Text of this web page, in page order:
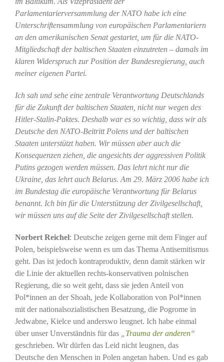
Parlamentarierversammlung der NATO habe ich eine
Unterschriftensammlung von europäischen Parlamentariern
an den amerikanischen Senat gestartet, um für die NATO-
Mitgliedschaft der baltischen Staaten einzutreten – damals im
klaren Widerspruch zur Position der Bundesregierung, auch
meiner eigenen Partei.
Ich sah und sehe eine zentrale Verantwortung Deutschlands
für die Zukunft der baltischen Staaten, nicht nur wegen des
Hitler-Stalin-Paktes. Deshalb war es so wichtig, dass wir als
Deutsche den NATO-Beitritt Polens und der baltischen
Staaten unterstützt haben. Wir müssen aber auch die
Konsequenzen ziehen, die angesichts der aggressiven Politik
Putins gezogen werden müssen. Das lehrt nicht nur die
Ukraine, das lehrt auch Belarus. Am 29. März 2006 habe ich
im Bundestag die europäische Verantwortung für Belarus
benannt. Ich bin für die Unterstützung der Zivilgesellschaft,
wir müssen uns auf die Seite der Zivilgesellschaft stellen.
Norbert Reichel: Deutsche zeigen gerne mit dem Finger auf
Polen, beispielsweise wenn es um das Thema Antisemitismus
geht. Das ist jedoch kontraproduktiv, denn damit stärken wir
die Linie der aktuellen rechts-konservativen polnischen
Regierung, die so weit geht, dass sie jeden Anteil von
Pol*innen an der Shoah, jede Kollaboration von Pol*innen
mit der nationalsozialistischen Besatzung, die Pogrome in
Jedwabne, Kielce und anderswo leugnet. Ich habe einmal
über unser Unverständnis für das
Trauma der anderen“
geschrieben. Wir dürfen das Leid nicht leugnen, das
Deutsche den Menschen in Polen angetan haben. Und es gab